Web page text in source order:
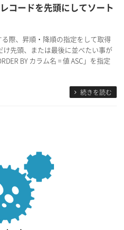
コードを先頭にしてソート
際、昇順・降順の指定をして取得
け先頭、または最後に並べたい事が
BY カラム名 = 値 ASC」を指定
続きを読む